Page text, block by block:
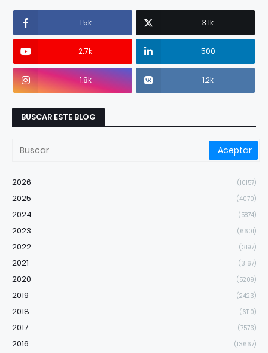
1.5k 3.1k
2.7k 500
1.8k 1.2k
BUSCAR ESTE BLOG
2026 (10157)
2025 (4070)
2024 (5874)
2023 (6601)
2022 (3197)
2021 (3167)
2020 (5209)
2019 (2423)
2018 (6110)
2017 (7573)
2016 (13667)